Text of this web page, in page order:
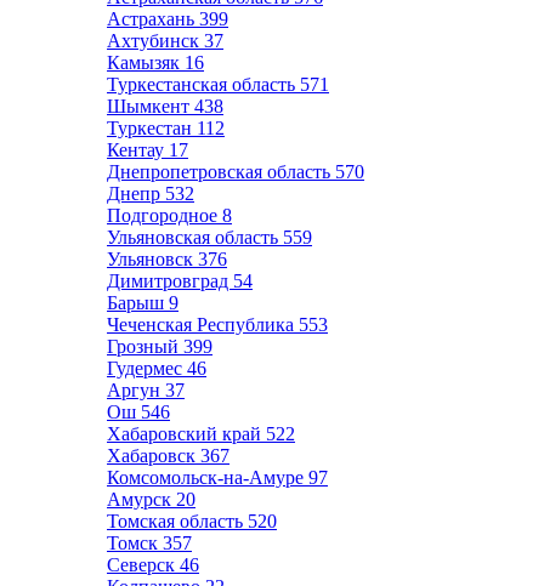
Астрахань 399
Ахтубинск 37
Камызяк 16
Туркестанская область 571
Шымкент 438
Туркестан 112
Кентау 17
Днепропетровская область 570
Днепр 532
Подгородное 8
Ульяновская область 559
Ульяновск 376
Димитровград 54
Барыш 9
Чеченская Республика 553
Грозный 399
Гудермес 46
Аргун 37
Ош 546
Хабаровский край 522
Хабаровск 367
Комсомольск-на-Амуре 97
Амурск 20
Томская область 520
Томск 357
Северск 46